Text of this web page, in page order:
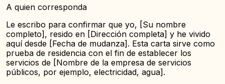
A quien corresponda
Le escribo para confirmar que yo, [Su nombre
completo], resido en [Dirección completa] y he vivido
aquí desde [Fecha de mudanza]. Esta carta sirve como
prueba de residencia con el fin de establecer los
servicios de [Nombre de la empresa de servicios
públicos, por ejemplo, electricidad, agua].